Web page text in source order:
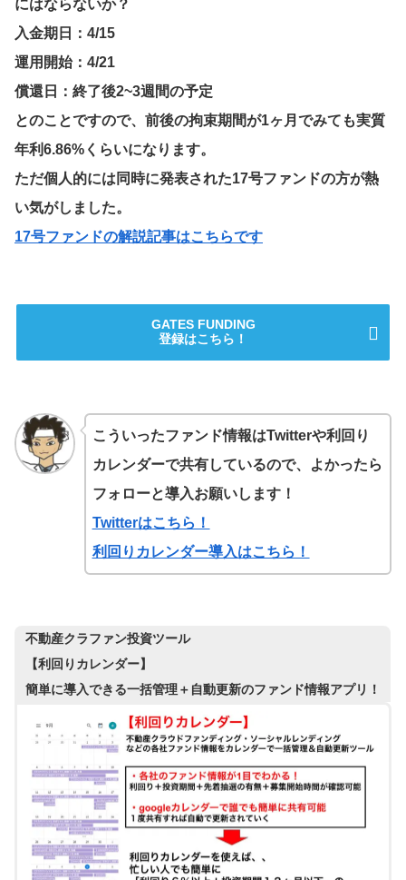
にはならないか？
入金期日：4/15
運用開始：4/21
償還日：終了後2~3週間の予定
とのことですので、前後の拘束期間が1ヶ月でみても実質
年利6.86%くらいになります。
ただ個人的には同時に発表された17号ファンドの方が熱
い気がしました。
17号ファンドの解説記事はこちらです
GATES FUNDING
登録はこちら！
こういったファンド情報はTwitterや利回り
カレンダーで共有しているので、よかったら
フォローと導入お願いします！
Twitterはこちら！
利回りカレンダー導入はこちら！
不動産クラファン投資ツール
【利回りカレンダー】
簡単に導入できる一括管理＋自動更新のファンド情報アプリ！